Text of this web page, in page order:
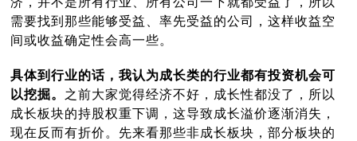
需要找到那些能够受益、率先受益的公司，这样收益空
间或收益确定性会高一些。
具体到行业的话，我认为成长类的行业都有投资机会可
以挖掘。 之前大家觉得经济不好，成长性都没了，所以
成长板块的持股权重下调，这导致成长溢价逐渐消失，
现在反而有折价。先来看那些非成长板块，部分板块的